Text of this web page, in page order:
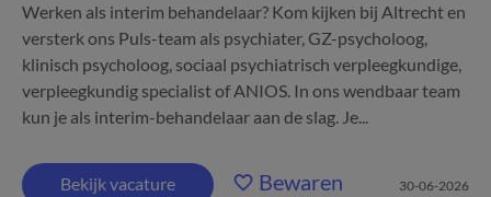
Werken als interim behandelaar? Kom kijken bij Altrecht en
versterk ons Puls-team als psychiater, GZ-psycholoog,
klinisch psycholoog, sociaal psychiatrisch verpleegkundige,
verpleegkundig specialist of ANIOS. In ons wendbaar team
kun je als interim-behandelaar aan de slag. Je...
Bekijk vacature Bewaren 30-06-2026